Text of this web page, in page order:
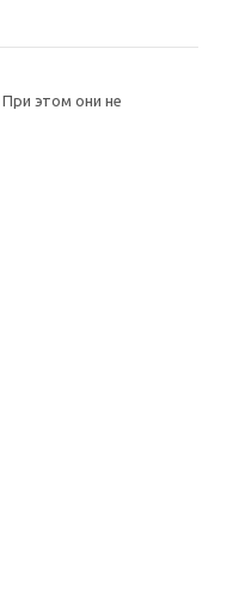
этом они не